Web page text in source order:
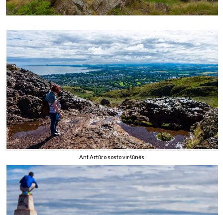
Ant Artūro sosto viršūnės